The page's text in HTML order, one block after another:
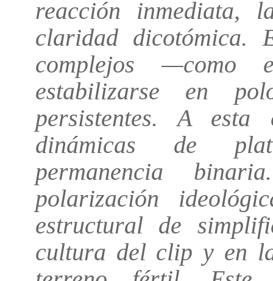
reacción inmediata,
claridad dicotómica.
complejos —como
estabilizarse en
persistentes. A esta
dinámicas de
permanencia
polarización
estructural de
cultura del clip y en